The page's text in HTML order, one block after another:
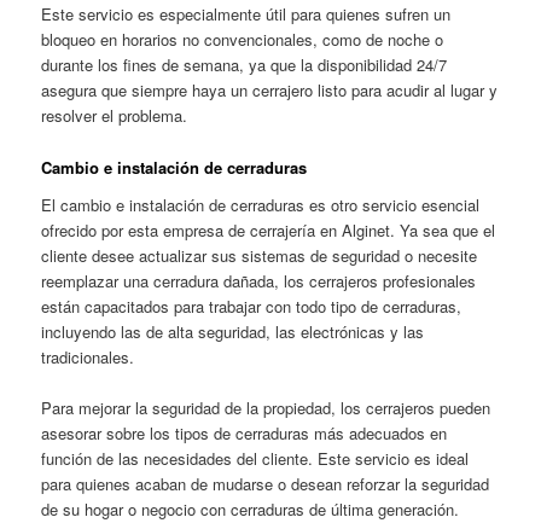
Este servicio es especialmente útil para quienes sufren un
bloqueo en horarios no convencionales, como de noche o
durante los fines de semana, ya que la disponibilidad 24/7
asegura que siempre haya un cerrajero listo para acudir al lugar y
resolver el problema.
Cambio e instalación de cerraduras
El cambio e instalación de cerraduras es otro servicio esencial
ofrecido por esta empresa de cerrajería en Alginet. Ya sea que el
cliente desee actualizar sus sistemas de seguridad o necesite
reemplazar una cerradura dañada, los cerrajeros profesionales
están capacitados para trabajar con todo tipo de cerraduras,
incluyendo las de alta seguridad, las electrónicas y las
tradicionales.
Para mejorar la seguridad de la propiedad, los cerrajeros pueden
asesorar sobre los tipos de cerraduras más adecuados en
función de las necesidades del cliente. Este servicio es ideal
para quienes acaban de mudarse o desean reforzar la seguridad
de su hogar o negocio con cerraduras de última generación.